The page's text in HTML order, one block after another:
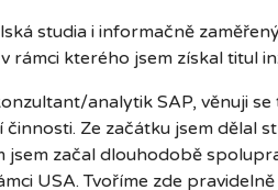
studia i informačně
kterého jsem získal titul
analytik SAP, věnuji
Ze začátku jsem dělal
jsem začal dlouhodobě
USA. Tvoříme zde